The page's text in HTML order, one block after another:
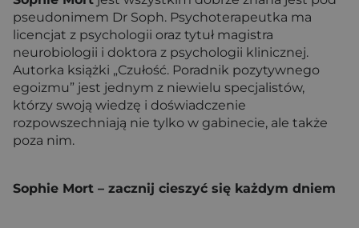
pseudonimem Dr Soph. Psychoterapeutka ma
licencjat z psychologii oraz tytuł magistra
neurobiologii i doktora z psychologii klinicznej.
Autorka książki „Czułość. Poradnik pozytywnego
egoizmu” jest jednym z niewielu specjalistów,
którzy swoją wiedzę i doświadczenie
rozpowszechniają nie tylko w gabinecie, ale także
poza nim.
Sophie Mort – zacznij cieszyć się każdym dniem